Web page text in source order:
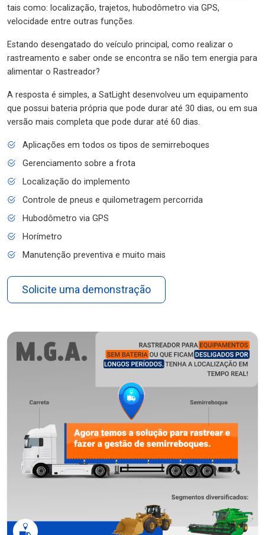
tais como: localização, trajetos, hubodômetro via GPS,
velocidade entre outras funções.
Estando desengatado do veículo principal, como realizar o
rastreamento e saber onde se encontra se não tem energia para
alimentar o Rastreador?
A resposta é simples, a SatLight desenvolveu um equipamento
que possui bateria própria que pode durar até 30 dias, ou em sua
versão mais completa que pode durar até 60 dias.
Aplicações em todos os tipos de semirreboques
Gerenciamento sobre a frota
Localização do implemento
Controle de pneus e quilometragem percorrida
Hubodômetro via GPS
Horímetro
Manutenção preventiva e muito mais
Solicite uma demonstração